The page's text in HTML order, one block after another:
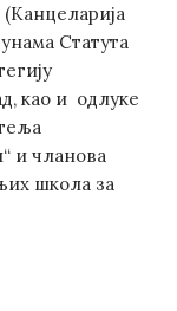
Статута
као и одлуке
и чланова
школа за